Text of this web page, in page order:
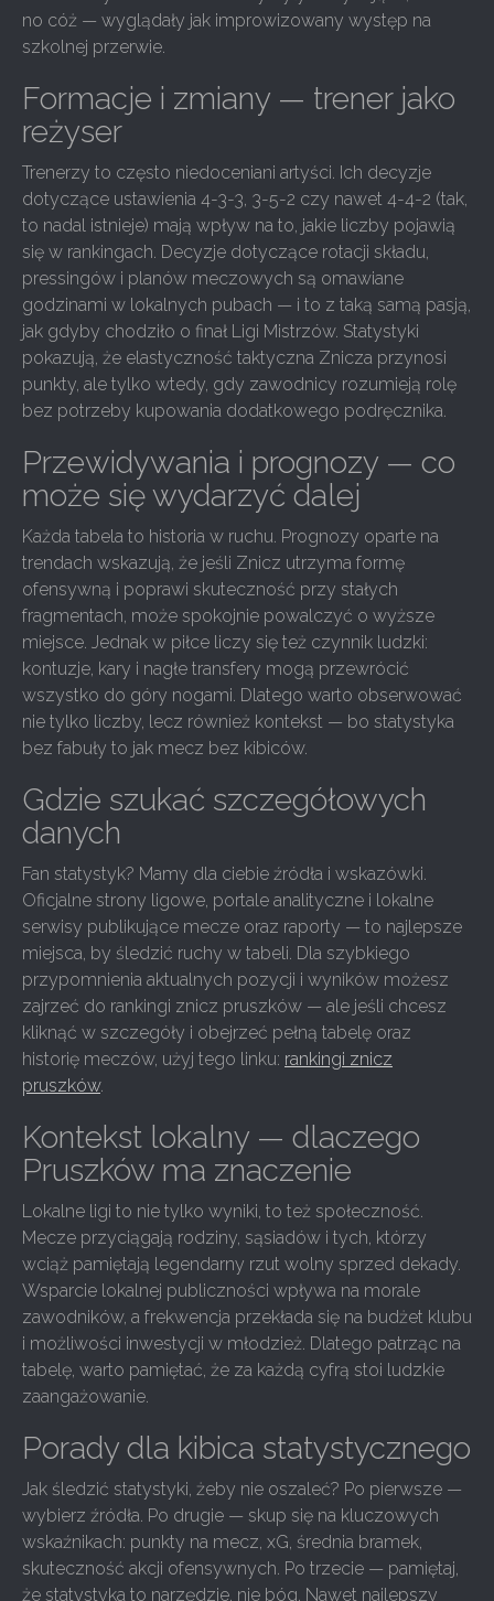
no cóż — wyglądały jak improwizowany występ na
szkolnej przerwie.
Formacje i zmiany — trener jako
reżyser
Trenerzy to często niedoceniani artyści. Ich decyzje
dotyczące ustawienia 4-3-3, 3-5-2 czy nawet 4-4-2 (tak,
to nadal istnieje) mają wpływ na to, jakie liczby pojawią
się w rankingach. Decyzje dotyczące rotacji składu,
pressingów i planów meczowych są omawiane
godzinami w lokalnych pubach — i to z taką samą pasją,
jak gdyby chodziło o finał Ligi Mistrzów. Statystyki
pokazują, że elastyczność taktyczna Znicza przynosi
punkty, ale tylko wtedy, gdy zawodnicy rozumieją rolę
bez potrzeby kupowania dodatkowego podręcznika.
Przewidywania i prognozy — co
może się wydarzyć dalej
Każda tabela to historia w ruchu. Prognozy oparte na
trendach wskazują, że jeśli Znicz utrzyma formę
ofensywną i poprawi skuteczność przy stałych
fragmentach, może spokojnie powalczyć o wyższe
miejsce. Jednak w piłce liczy się też czynnik ludzki:
kontuzje, kary i nagłe transfery mogą przewrócić
wszystko do góry nogami. Dlatego warto obserwować
nie tylko liczby, lecz również kontekst — bo statystyka
bez fabuły to jak mecz bez kibiców.
Gdzie szukać szczegółowych
danych
Fan statystyk? Mamy dla ciebie źródła i wskazówki.
Oficjalne strony ligowe, portale analityczne i lokalne
serwisy publikujące mecze oraz raporty — to najlepsze
miejsca, by śledzić ruchy w tabeli. Dla szybkiego
przypomnienia aktualnych pozycji i wyników możesz
zajrzeć do rankingi znicz pruszków — ale jeśli chcesz
kliknąć w szczegóły i obejrzeć pełną tabelę oraz
historię meczów, użyj tego linku: rankingi znicz
pruszków.
Kontekst lokalny — dlaczego
Pruszków ma znaczenie
Lokalne ligi to nie tylko wyniki, to też społeczność.
Mecze przyciągają rodziny, sąsiadów i tych, którzy
wciąż pamiętają legendarny rzut wolny sprzed dekady.
Wsparcie lokalnej publiczności wpływa na morale
zawodników, a frekwencja przekłada się na budżet klubu
i możliwości inwestycji w młodzież. Dlatego patrząc na
tabelę, warto pamiętać, że za każdą cyfrą stoi ludzkie
zaangażowanie.
Porady dla kibica statystycznego
Jak śledzić statystyki, żeby nie oszaleć? Po pierwsze —
wybierz źródła. Po drugie — skup się na kluczowych
wskaźnikach: punkty na mecz, xG, średnia bramek,
skuteczność akcji ofensywnych. Po trzecie — pamiętaj,
że statystyka to narzędzie, nie bóg. Nawet najlepszy